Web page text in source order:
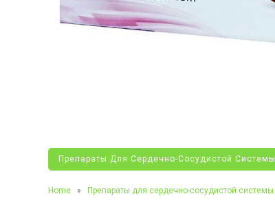
Препараты Для Сердечно-Сосудистой Системы
Home » Препараты для сердечно-сосудистой системы